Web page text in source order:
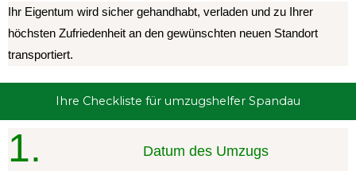
Ihr Eigentum wird sicher gehandhabt, verladen und zu Ihrer
höchsten Zufriedenheit an den gewünschten neuen Standort
transportiert.
Ihre Checkliste für umzugshelfer Spandau
1. Datum des Umzugs